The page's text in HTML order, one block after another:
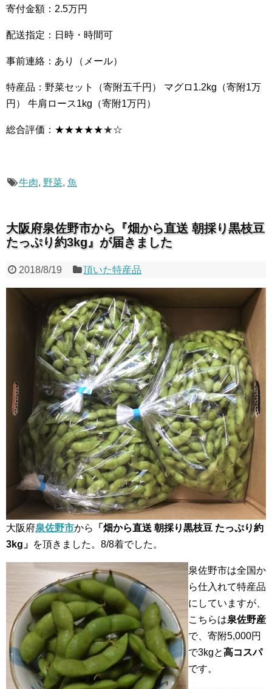
寄付金額：2.5万円
配送指定：日時・時間可
事前連絡：あり（メール）
特産品：野菜セット（寄附五千円） マグロ1.2kg（寄附1万
円） 牛肩ロース1kg（寄附1万円）
総合評価：★★★★★★☆
牛肉, 野菜, 魚
大阪府泉佐野市から『畑から直送 朝採り黒枝豆
たっぷり約3kg』が届きました
2018/8/19 頂いた特産品
大阪府泉佐野市から
「畑から直送 朝採り黒枝豆 たっぷり約
3kg」 を頂きました。8/8着でした。
泉佐野市は全国か
ら仕入れて特産品
にしていますが、
こちらは泉佐野産
で、寄附5,000円
で3kgと高コスパ
です。